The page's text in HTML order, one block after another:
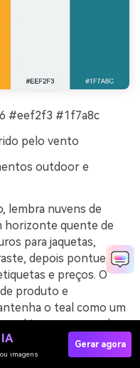
#eef2f3 #1f7a8c
pelo vento
outdoor e
lembra nuvens de
horizonte quente de
para jaquetas,
depois pontue
e preços. O
produto e
o teal como um
chips pequenos de
imagens
Gerar agora